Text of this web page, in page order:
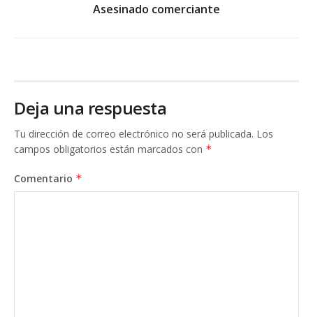
Asesinado comerciante
Deja una respuesta
Tu dirección de correo electrónico no será publicada. Los
campos obligatorios están marcados con *
Comentario *